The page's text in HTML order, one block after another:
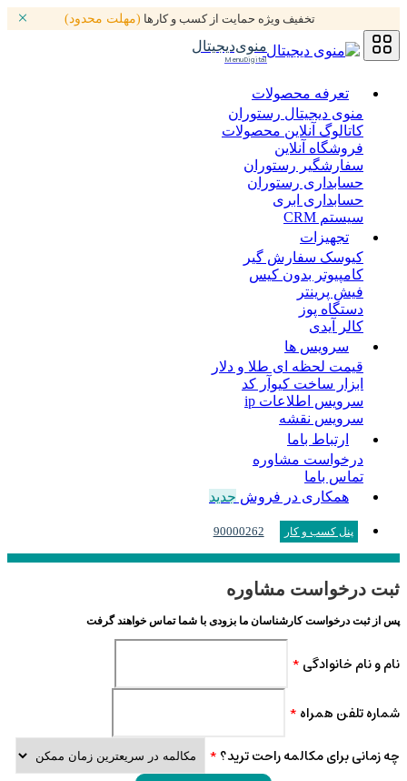
تخفیف ویژه حمایت از کسب و کارها (مهلت محدود)
منوی‌دیجیتال
MenuDigital
تعرفه محصولات
منوی دیجیتال رستوران
کاتالوگ آنلاین محصولات
فروشگاه آنلاین
سفارشگیر رستوران
حسابداری رستوران
حسابداری ابری
سیستم CRM
تجهیزات
کیوسک سفارش گیر
کامپیوتر بدون کیس
فیش پرینتر
دستگاه پوز
کالر آیدی
سرویس ها
قیمت لحظه ای طلا و دلار
ابزار ساخت کیوآر کد
سرویس اطلاعات ip
سرویس نقشه
ارتباط باما
درخواست مشاوره
تماس باما
همکاری در فروش جدید
پنل کسب و کار 90000262
ثبت درخواست مشاوره
پس از ثبت درخواست کارشناسان ما بزودی با شما تماس خواهند گرفت
نام و نام خانوادگی *
شماره تلفن همراه *
چه زمانی برای مکالمه راحت ترید؟ *